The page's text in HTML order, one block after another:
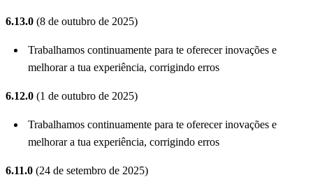
6.13.0 (8 de outubro de 2025)
Trabalhamos continuamente para te oferecer inovações e
melhorar a tua experiência, corrigindo erros
6.12.0 (1 de outubro de 2025)
Trabalhamos continuamente para te oferecer inovações e
melhorar a tua experiência, corrigindo erros
6.11.0 (24 de setembro de 2025)